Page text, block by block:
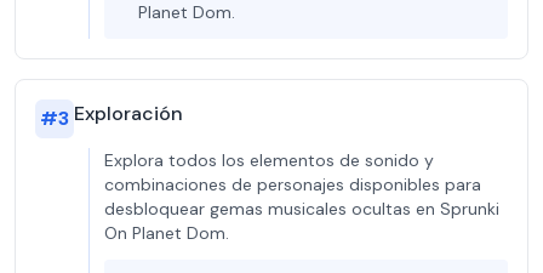
Planet Dom.
#3 Exploración
Explora todos los elementos de sonido y
combinaciones de personajes disponibles para
desbloquear gemas musicales ocultas en Sprunki
On Planet Dom.